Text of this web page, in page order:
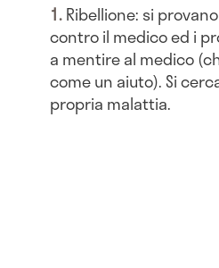
Ribellione: si
contro il medico ed i
a mentire al medico
come un aiuto). Si
propria malattia.